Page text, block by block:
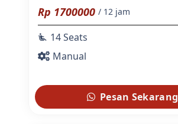
Rp 1700000 / 12 jam
airline_seat_recline_extra 14 Seats
Manual
Pesan Sekarang